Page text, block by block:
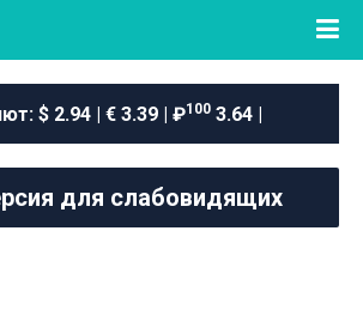
$ 2.94 | € 3.39 | ₽100 3.64 |
для слабовидящих